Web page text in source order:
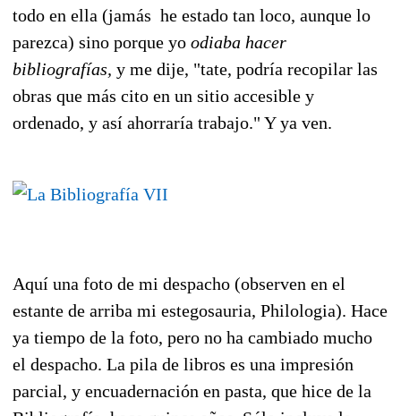
todo en ella (jamás he estado tan loco, aunque lo
parezca) sino porque yo odiaba hacer
bibliografías, y me dije, "tate, podría recopilar las
obras que más cito en un sitio accesible y
ordenado, y así ahorraría trabajo." Y ya ven.
Aquí una foto de mi despacho (observen en el
estante de arriba mi estegosauria, Philologia). Hace
ya tiempo de la foto, pero no ha cambiado mucho
el despacho. La pila de libros es una impresión
parcial, y encuadernación en pasta, que hice de la